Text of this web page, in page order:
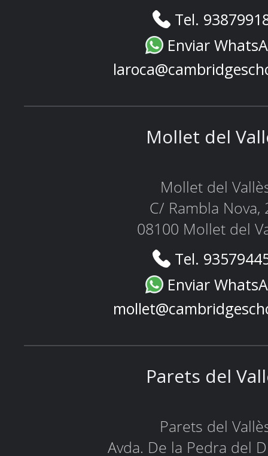
Tel.
Enviar
Mollet del
Mollet del
C/ Rambla Nova,
08100 Mollet del
Tel.
Enviar
Parets del
Parets del
Avda. De la Pedra del